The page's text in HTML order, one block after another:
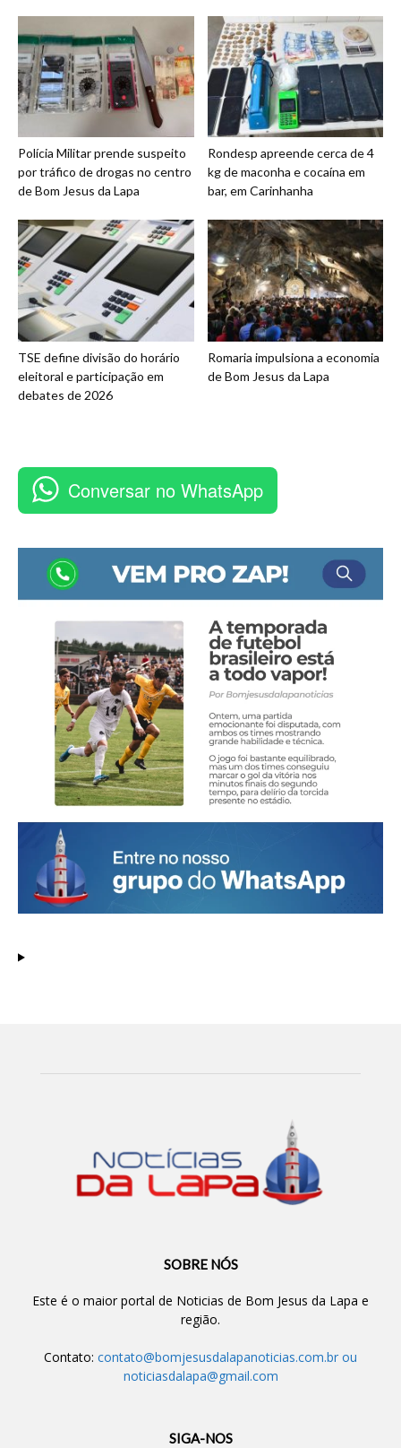
Polícia Militar prende suspeito
por tráfico de drogas no centro
de Bom Jesus da Lapa
Rondesp apreende cerca de 4
kg de maconha e cocaína em
bar, em Carinhanha
TSE define divisão do horário
eleitoral e participação em
debates de 2026
Romaria impulsiona a economia
de Bom Jesus da Lapa
Conversar no WhatsApp
SOBRE NÓS
Este é o maior portal de Noticias de Bom Jesus da Lapa e
região.
Contato: contato@bomjesusdalapanoticias.com.br ou
noticiasdalapa@gmail.com
SIGA-NOS